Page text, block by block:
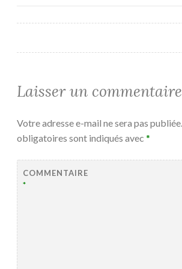
Laisser un commentaire
Votre adresse e-mail ne sera pas publiée.
obligatoires sont indiqués avec *
COMMENTAIRE
*